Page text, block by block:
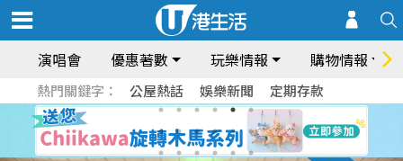
演唱會 優惠著數 玩樂情報 購物情報
熱門關鍵字： 公屋熱話 娛樂新聞 定期存款